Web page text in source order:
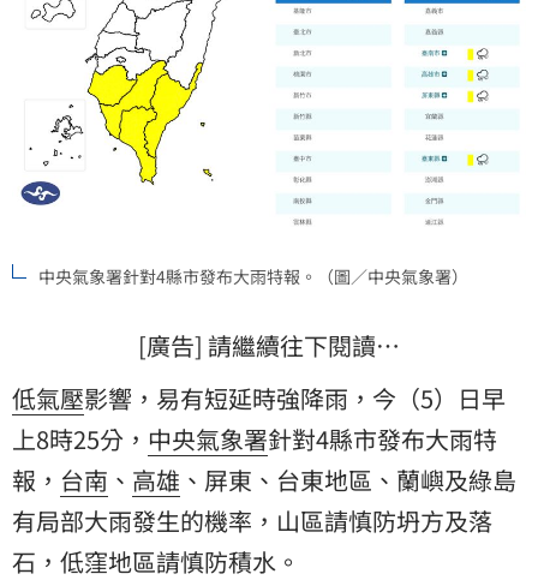
中央氣象署針對4縣市發布大雨特報。（圖／中央氣象署）
[廣告] 請繼續往下閱讀…
低氣壓影響，易有短延時強降雨，今（5）日早
上8時25分， 中央氣象署針對4縣市發布大雨特
報 ， 台南 、 高雄 、屏東、台東地區、蘭嶼及綠島
有局部大雨發生的機率，山區請慎防坍方及落
石，低窪地區請慎防積水。